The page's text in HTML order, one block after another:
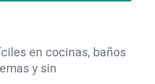
en cocinas, baños
y sin